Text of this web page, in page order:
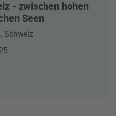
- zwischen hohen
Seen
Schweiz